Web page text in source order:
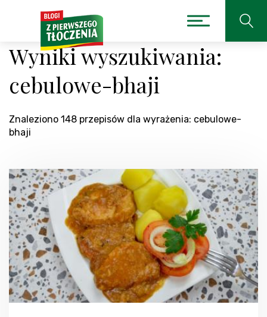
Wyniki wyszukiwania:
cebulowe-bhaji
Znaleziono 148 przepisów dla wyrażenia: cebulowe-
bhaji